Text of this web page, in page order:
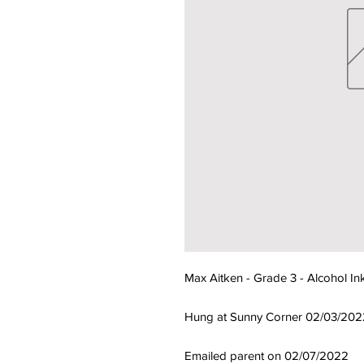
Max Aitken - Grade 3 - Alcohol
Hung at Sunny Corner 02/03/
Emailed parent on 02/07/2022